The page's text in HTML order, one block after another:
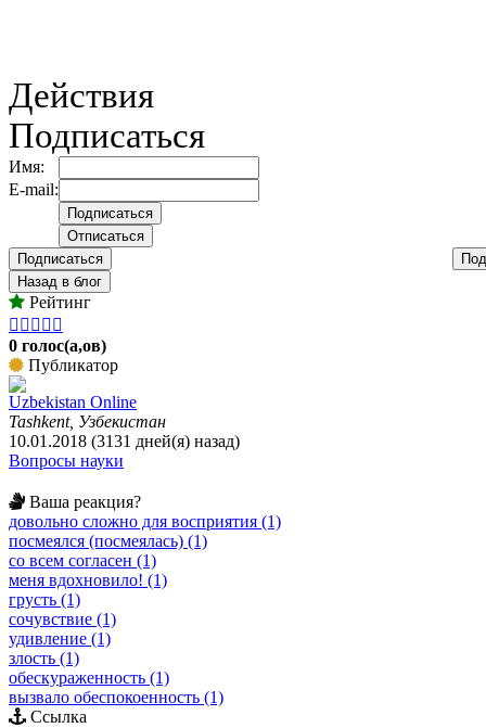
Действия
Подписаться
Имя:
E-mail:
Подписаться
Назад в блог
Рейтинг
    
0 голос(а,ов)
Публикатор
Uzbekistan Online
Tashkent, Узбекистан
10.01.2018 (3131 дней(я) назад)
Вопросы науки
Ваша реакция?
довольно сложно для восприятия (1)
посмеялся (посмеялась) (1)
со всем согласен (1)
меня вдохновило! (1)
грусть (1)
сочувствие (1)
удивление (1)
злость (1)
обескураженность (1)
вызвало обеспокоенность (1)
Ссылка